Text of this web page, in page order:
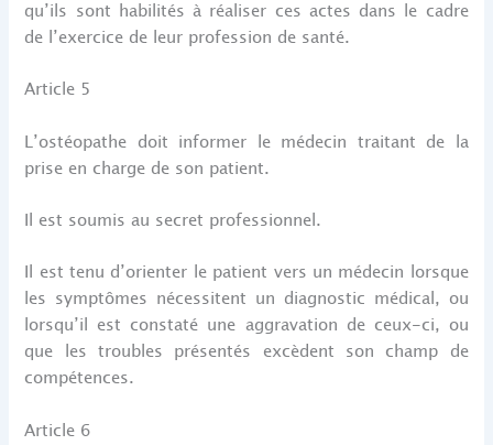
qu’ils sont habilités à réaliser ces actes dans le cadre
de l’exercice de leur profession de santé.
Article 5
L’ostéopathe doit informer le médecin traitant de la
prise en charge de son patient.
Il est soumis au secret professionnel.
Il est tenu d’orienter le patient vers un médecin lorsque
les symptômes nécessitent un diagnostic médical, ou
lorsqu’il est constaté une aggravation de ceux-ci, ou
que les troubles présentés excèdent son champ de
compétences.
Article 6